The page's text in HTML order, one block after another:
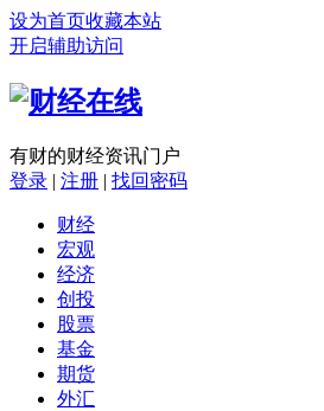
设为首页收藏本站
开启辅助访问
有财的财经资讯门户
登录 | 注册 | 找回密码
财经
宏观
经济
创投
股票
基金
期货
外汇